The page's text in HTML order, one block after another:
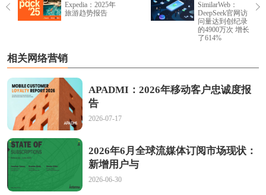
Expedia：2025年
旅游趋势报告
SimilarWeb：
DeepSeek官网访
问量达到创纪录
的4900万次 增长
了614%
相关网络营销
APADMI：2026年移动客户忠诚度报
告
2026-07-17
2026年6月全球流媒体订阅市场现状：
新增用户与
2026-06-30